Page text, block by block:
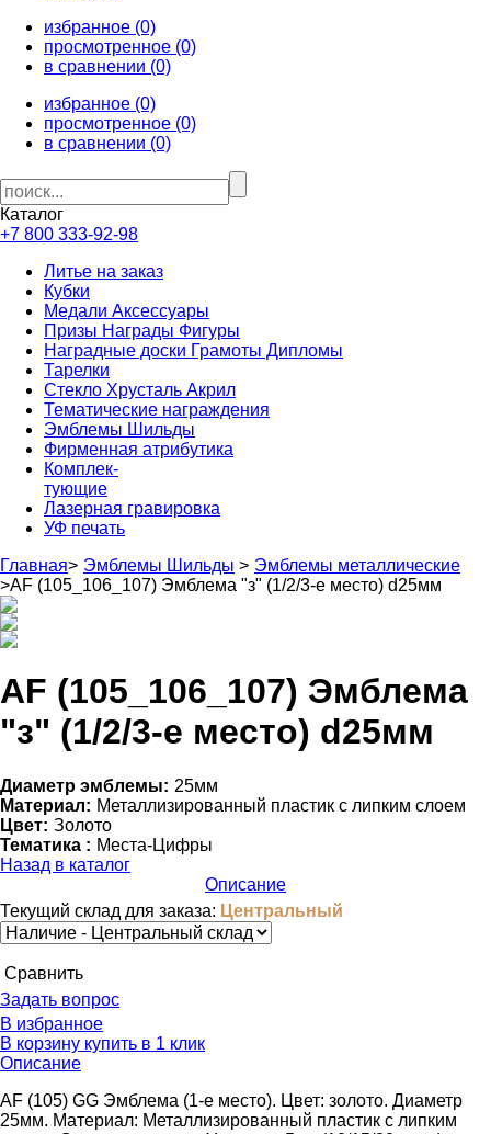
избранное (0)
просмотренное (0)
в сравнении (0)
избранное (0)
просмотренное (0)
в сравнении (0)
Каталог
+7 800 333-92-98
Литье на заказ
Кубки
Медали Аксессуары
Призы Награды Фигуры
Наградные доски Грамоты Дипломы
Тарелки
Стекло Хрусталь Акрил
Тематические награждения
Эмблемы Шильды
Фирменная атрибутика
Комплек-
тующие
Лазерная гравировка
УФ печать
Главная> Эмблемы Шильды > Эмблемы металлические
>AF (105_106_107) Эмблема "з" (1/2/3-е место) d25мм
AF (105_106_107) Эмблема
"з" (1/2/3-е место) d25мм
Диаметр эмблемы: 25мм
Материал: Металлизированный пластик с липким слоем
Цвет: Золото
Тематика : Места-Цифры
Назад в каталог
Описание
Текущий склад для заказа: Центральный
Cравнить
Задать вопрос
В избранное
В корзину купить в 1 клик
Описание
AF (105) GG Эмблема (1-е место). Цвет: золото. Диаметр
25мм. Материал: Металлизированный пластик с липким